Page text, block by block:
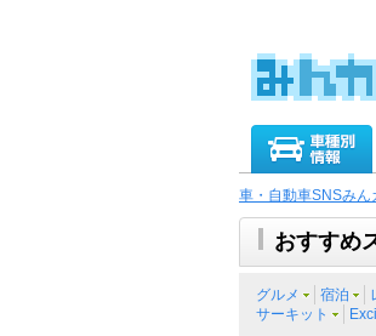
車・自動車SNSみん
おすすめ
グルメ 宿泊
サーキット